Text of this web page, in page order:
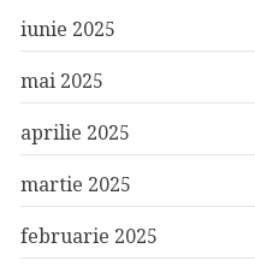
iunie 2025
mai 2025
aprilie 2025
martie 2025
februarie 2025